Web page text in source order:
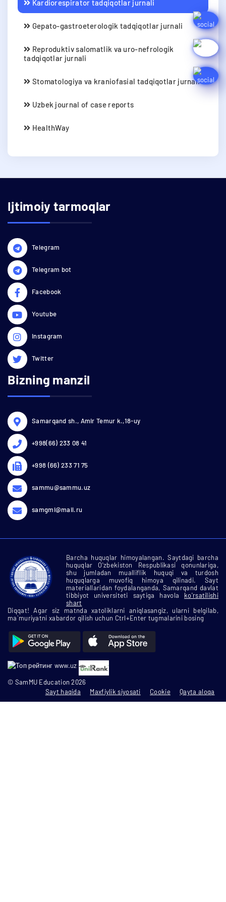
Kardiorespirator tadqiqotlar jurnali
Gepato-gastroeterologik tadqiqotlar jurnali
Reproduktiv salomatlik va uro-nefrologik
tadqiqotlar jurnali
Stomatologiya va kraniofasial tadqiqotlar jurnali
Uzbek journal of case reports
HealthWay
Ijtimoiy tarmoqlar
Telegram
Telegram bot
Facebook
Youtube
Instagram
Twitter
Bizning manzil
Samarqand sh., Amir Temur k.,18-uy
+998(66) 233 08 41
+998 (66) 233 71 75
sammu@sammu.uz
samgmi@mail.ru
Barcha huquqlar himoyalangan. Saytdagi barcha
huquqlar O'zbekiston Respublikasi qonunlariga,
shu jumladan mualliflik huquqi va turdosh
huquqlarga muvofiq himoya qilinadi. Sayt
materiallaridan foydalanganda, Samarqand davlat
tibbiyot universiteti saytiga havola ko'rsatilishi
shart
Diqqat! Agar siz matnda xatoliklarni aniqlasangiz, ularni belgilab,
ma`muriyatni xabardor qilish uchun Ctrl+Enter tugmalarini bosing
© SamMU Education 2026
Sayt haqida
Maxfiylik siyosati Cookie Qayta aloqa